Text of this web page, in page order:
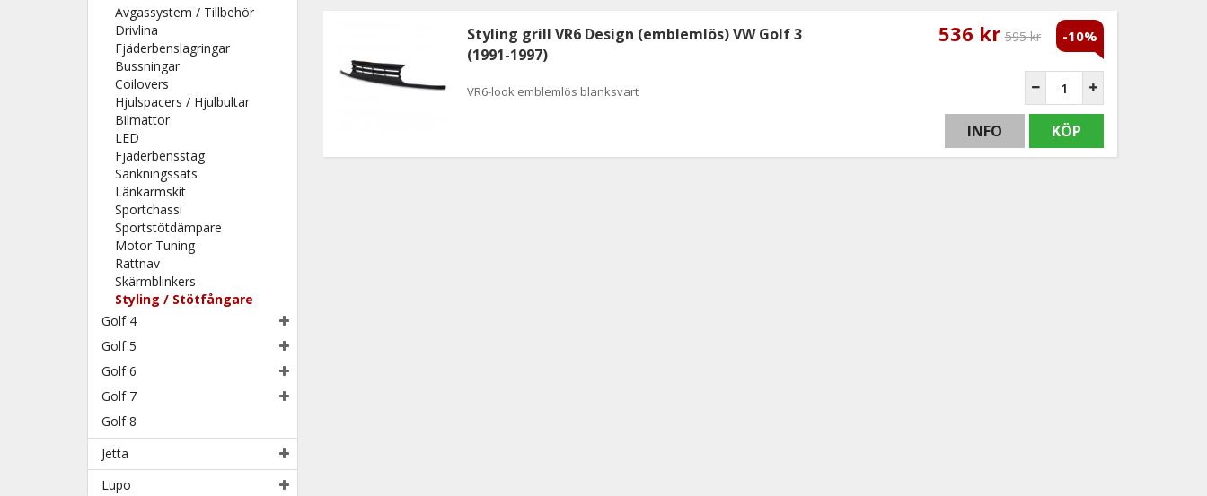
Avgassystem / Tillbehör
Drivlina
Fjäderbenslagringar
Bussningar
Coilovers
Hjulspacers / Hjulbultar
Bilmattor
LED
Fjäderbensstag
Sänkningssats
Länkarmskit
Sportchassi
Sportstötdämpare
Motor Tuning
Rattnav
Skärmblinkers
Styling / Stötfångare
Golf 4
Golf 5
Golf 6
Golf 7
Golf 8
Jetta
Lupo
Styling grill VR6 Design (emblemlös) VW Golf 3
(1991-1997)
VR6-look emblemlös blanksvart
536 kr 595 kr -10%
INFO KÖP